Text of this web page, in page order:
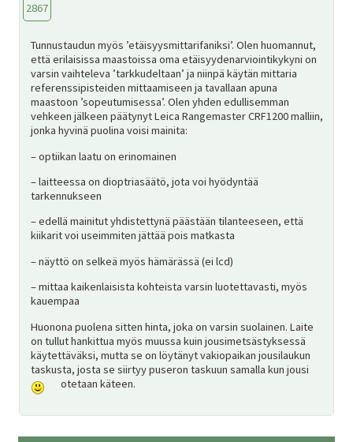
2867
Tunnustaudun myös ’etäisyysmittarifaniksi’. Olen huomannut,
että erilaisissa maastoissa oma etäisyydenarviointikykyni on
varsin vaihteleva ’tarkkudeltaan’ ja niinpä käytän mittaria
referenssipisteiden mittaamiseen ja tavallaan apuna
maastoon ’sopeutumisessa’. Olen yhden edullisemman
vehkeen jälkeen päätynyt Leica Rangemaster CRF1200 malliin,
jonka hyvinä puolina voisi mainita:
– optiikan laatu on erinomainen
– laitteessa on dioptriasäätö, jota voi hyödyntää
tarkennukseen
– edellä mainitut yhdistettynä päästään tilanteeseen, että
kiikarit voi useimmiten jättää pois matkasta
– näyttö on selkeä myös hämärässä (ei lcd)
– mittaa kaikenlaisista kohteista varsin luotettavasti, myös
kauempaa
Huonona puolena sitten hinta, joka on varsin suolainen. Laite
on tullut hankittua myös muussa kuin jousimetsästyksessä
käytettäväksi, mutta se on löytänyt vakiopaikan jousilaukun
taskusta, josta se siirtyy puseron taskuun samalla kun jousi
otetaan käteen.